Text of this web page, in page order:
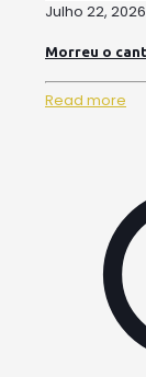
Julho 22, 2026
Morreu o
Read more